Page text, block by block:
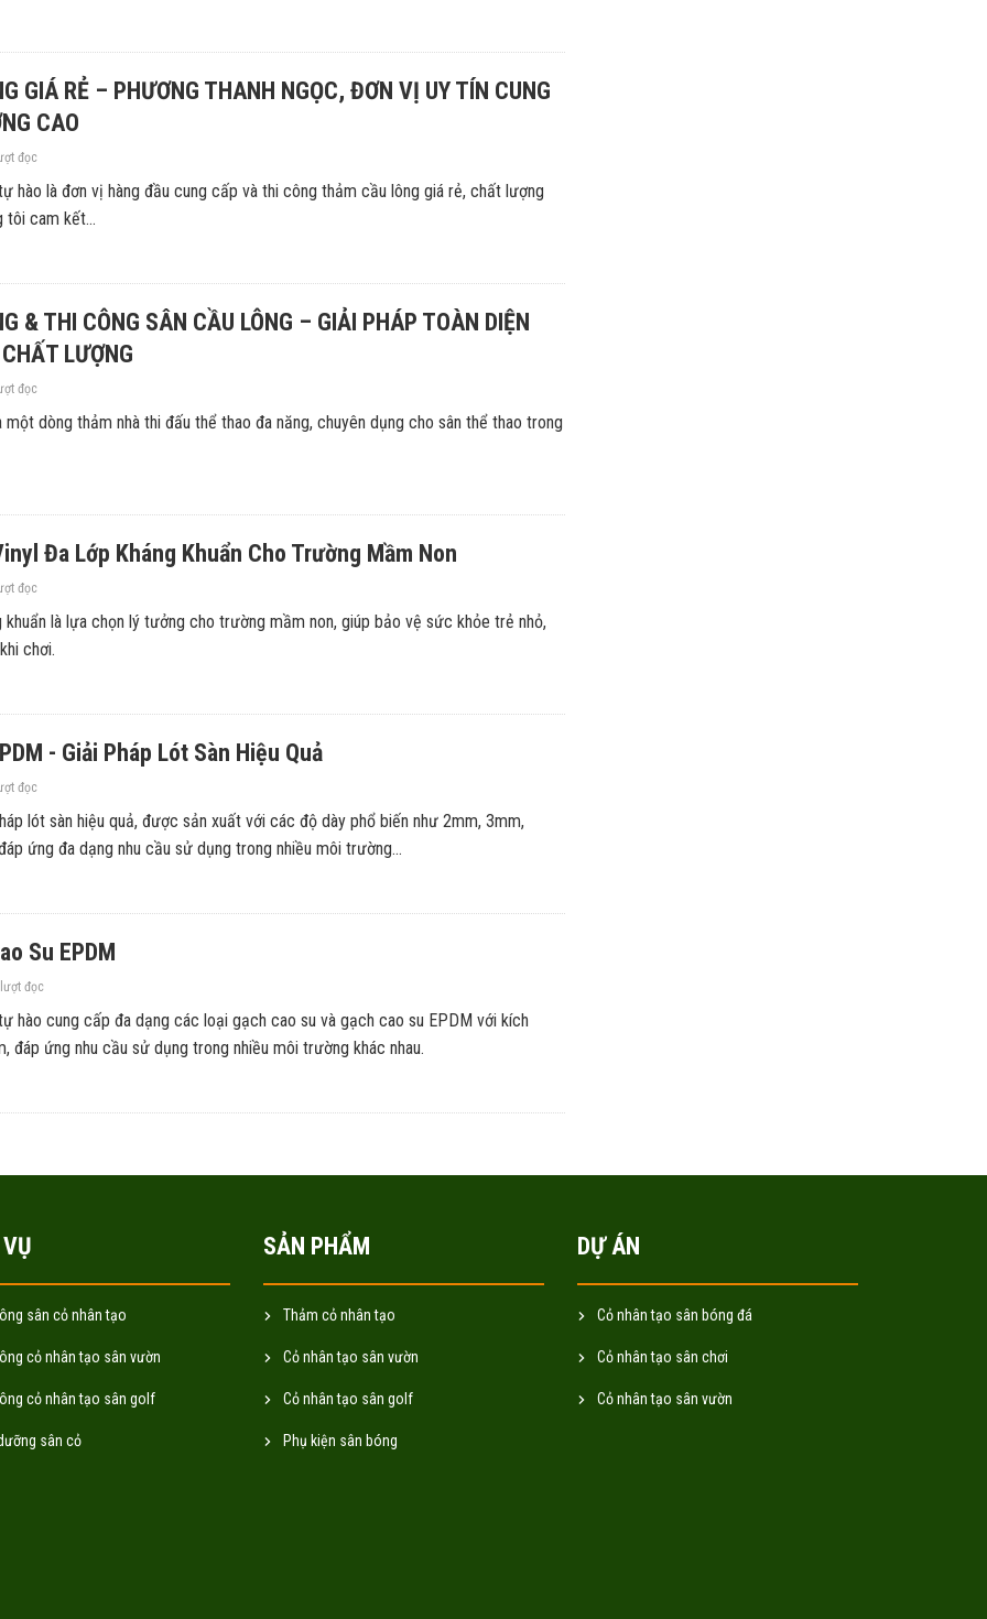
GIÁ RẺ – PHƯƠNG THANH NGỌC, ĐƠN VỊ UY TÍN CUNG
CAO
đọc
hào là đơn vị hàng đầu cung cấp và thi công thảm cầu lông giá rẻ, chất lượng
tôi cam kết...
& THI CÔNG SÂN CẦU LÔNG – GIẢI PHÁP TOÀN DIỆN
LƯỢNG
đọc
dòng thảm nhà thi đấu thể thao đa năng, chuyên dụng cho sân thể thao trong
Đa Lớp Kháng Khuẩn Cho Trường Mầm Non
đọc
khuẩn là lựa chọn lý tưởng cho trường mầm non, giúp bảo vệ sức khỏe trẻ nhỏ,
chơi.
- Giải Pháp Lót Sàn Hiệu Quả
đọc
lót sàn hiệu quả, được sản xuất với các độ dày phổ biến như 2mm, 3mm,
ứng đa dạng nhu cầu sử dụng trong nhiều môi trường...
Su EPDM
lượt đọc
hào cung cấp đa dạng các loại gạch cao su và gạch cao su EPDM với kích
đáp ứng nhu cầu sử dụng trong nhiều môi trường khác nhau.
DỰ ÁN
Cỏ nhân tạo sân bóng đá
Cỏ nhân tạo sân chơi
Cỏ nhân tạo sân vườn
SẢN PHẨM
Thảm cỏ nhân tạo
Cỏ nhân tạo sân vườn
Cỏ nhân tạo sân golf
Phụ kiện sân bóng
sân cỏ nhân tạo
cỏ nhân tạo sân vườn
cỏ nhân tạo sân golf
sân cỏ